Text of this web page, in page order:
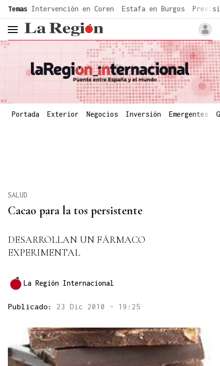
common.go-to-content
Temas Intervención en Coren Estafa en Burgos
header.menu.open
Portada Exterior Negocios Inversión Emergentes
Cacao para la tos persistente
SALUD
DESARROLLAN UN FÁRMACO
EXPERIMENTAL
La Región Internacional
Publicado: 23 Dic 2010 - 19:25